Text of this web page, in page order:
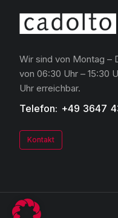
Wir sind von Montag –
von 06:30 Uhr – 15:30
Uhr erreichbar.
Telefon: +49 3647
Kontakt